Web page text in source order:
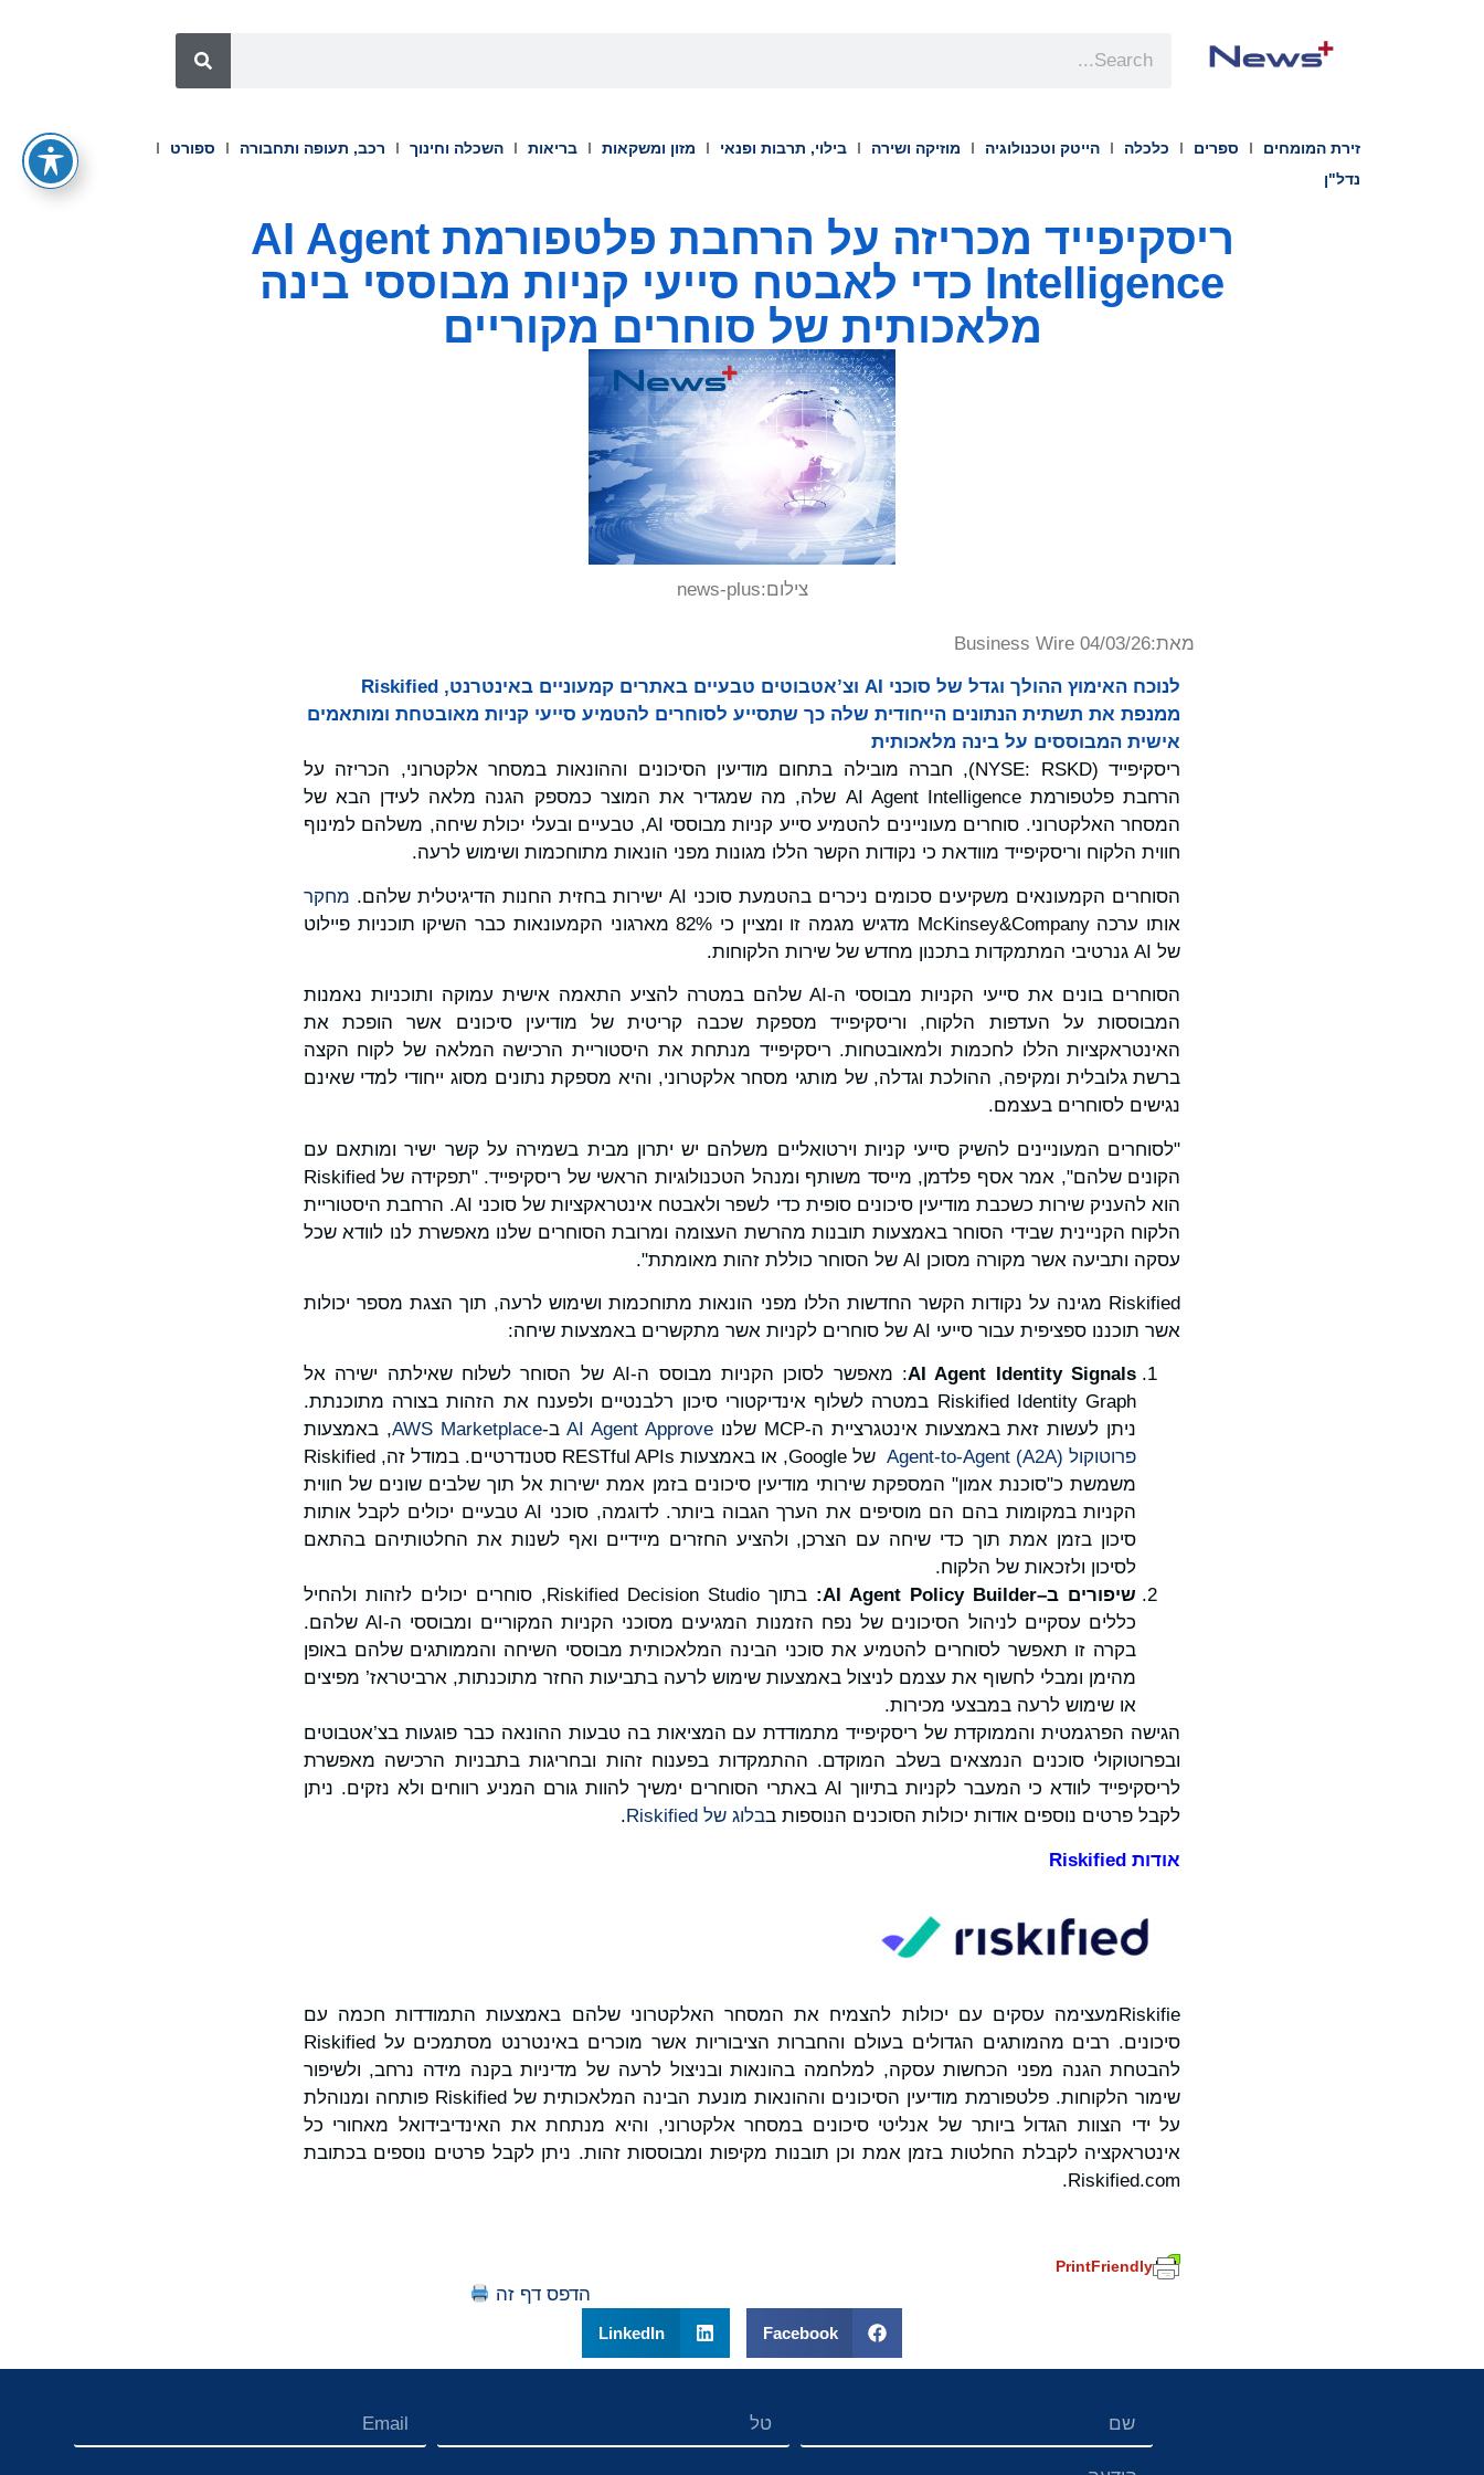
זירת המומחים ספרים כלכלה הייטק וטכנולוגיה מוזיקה ושירה בילוי, תרבות ופנאי מזון ומשקאות בריאות השכלה וחינוך רכב, תעופה ותחבורה
ספורט
נדל"ן
ריסקיפייד מכריזה על הרחבת פלטפורמת AI Agent
Intelligence כדי לאבטח סייעי קניות מבוססי בינה
מלאכותית של סוחרים מקוריים
צילום:news-plus
מאת:Business Wire 04/03/26
לנוכח האימוץ ההולך וגדל של סוכני AI וצ’אטבוטים טבעיים באתרים קמעוניים באינטרנט, Riskified
ממנפת את תשתית הנתונים הייחודית שלה כך שתסייע לסוחרים להטמיע סייעי קניות מאובטחת ומותאמים
אישית המבוססים על בינה מלאכותית
ריסקיפייד ‏(NYSE: RSKD), חברה מובילה בתחום מודיעין הסיכונים וההונאות במסחר אלקטרוני, הכריזה על
הרחבת פלטפורמת AI Agent Intelligence שלה, מה שמגדיר את המוצר כמספק הגנה מלאה לעידן הבא של
המסחר האלקטרוני. סוחרים מעוניינים להטמיע סייע קניות מבוססי AI, טבעיים ובעלי יכולת שיחה, משלהם למינוף
חווית הלקוח וריסקיפייד מוודאת כי נקודות הקשר הללו מגונות מפני הונאות מתוחכמות ושימוש לרעה.
הסוחרים הקמעונאים משקיעים סכומים ניכרים בהטמעת סוכני AI ישירות בחזית החנות הדיגיטלית שלהם.
מחקר
אותו ערכה McKinsey&Company מדגיש מגמה זו ומציין כי 82% מארגוני הקמעונאות כבר השיקו תוכניות פיילוט
של AI גנרטיבי המתמקדות בתכנון מחדש של שירות הלקוחות.
הסוחרים בונים את סייעי הקניות מבוססי ה-AI שלהם במטרה להציע התאמה אישית עמוקה ותוכניות נאמנות
המבוססות על העדפות הלקוח, וריסקיפייד מספקת שכבה קריטית של מודיעין סיכונים אשר הופכת את
האינטראקציות הללו לחכמות ולמאובטחות. ריסקיפייד מנתחת את היסטוריית הרכישה המלאה של לקוח הקצה
ברשת גלובלית ומקיפה, ההולכת וגדלה, של מותגי מסחר אלקטרוני, והיא מספקת נתונים מסוג ייחודי למדי שאינם
נגישים לסוחרים בעצמם.
"לסוחרים המעוניינים להשיק סייעי קניות וירטואליים משלהם יש יתרון מבית בשמירה על קשר ישיר ומותאם עם
הקונים שלהם", אמר אסף פלדמן, מייסד משותף ומנהל הטכנולוגיות הראשי של ריסקיפייד. "תפקידה של Riskified
הוא להעניק שירות כשכבת מודיעין סיכונים סופית כדי לשפר ולאבטח אינטראקציות של סוכני AI. הרחבת היסטוריית
הלקוח הקניינית שבידי הסוחר באמצעות תובנות מהרשת העצומה ומרובת הסוחרים שלנו מאפשרת לנו לוודא שכל
עסקה ותביעה אשר מקורה מסוכן AI של הסוחר כוללת זהות מאומתת".
Riskified מגינה על נקודות הקשר החדשות הללו מפני הונאות מתוחכמות ושימוש לרעה, תוך הצגת מספר יכולות
אשר תוכננו ספציפית עבור סייעי AI של סוחרים לקניות אשר מתקשרים באמצעות שיחה:
AI Agent Identity Signals
: מאפשר לסוכן הקניות מבוסס ה-AI של הסוחר לשלוח שאילתה ישירה אל
Riskified Identity Graph במטרה לשלוף אינדיקטורי סיכון רלבנטיים ולפענח את הזהות בצורה מתוכנתת.
ניתן לעשות זאת באמצעות אינטגרציית ה-MCP שלנו
AI Agent Approveב-AWS Marketplace, באמצעות
פרוטוקול Agent-to-Agent (A2A)
של Google, או באמצעות RESTful APIs סטנדרטיים. במודל זה, Riskified
משמשת כ"סוכנת אמון" המספקת שירותי מודיעין סיכונים בזמן אמת ישירות אל תוך שלבים שונים של חווית
הקניות במקומות בהם הם מוסיפים את הערך הגבוה ביותר. לדוגמה, סוכני AI טבעיים יכולים לקבל אותות
סיכון בזמן אמת תוך כדי שיחה עם הצרכן, ולהציע החזרים מיידיים ואף לשנות את החלטותיהם בהתאם
לסיכון ולזכאות של הלקוח.
שיפורים ב–
AI Agent Policy Builder
:
בתוך Riskified Decision Studio, סוחרים יכולים לזהות ולהחיל
כללים עסקיים לניהול הסיכונים של נפח הזמנות המגיעים מסוכני הקניות המקוריים ומבוססי ה-AI שלהם.
בקרה זו תאפשר לסוחרים להטמיע את סוכני הבינה המלאכותית מבוססי השיחה והממותגים שלהם באופן
מהימן ומבלי לחשוף את עצמם לניצול באמצעות שימוש לרעה בתביעות החזר מתוכנתות, ארביטראז’ מפיצים
או שימוש לרעה במבצעי מכירות.
הגישה הפרגמטית והממוקדת של ריסקיפייד מתמודדת עם המציאות בה טבעות ההונאה כבר פוגעות בצ’אטבוטים
ובפרוטוקולי סוכנים הנמצאים בשלב המוקדם. ההתמקדות בפענוח זהות ובחריגות בתבניות הרכישה מאפשרת
לריסקיפייד לוודא כי המעבר לקניות בתיווך AI באתרי הסוחרים ימשיך להוות גורם המניע רווחים ולא נזקים. ניתן
לקבל פרטים נוספים אודות יכולות הסוכנים הנוספות בבלוג של Riskified .
אודות Riskified
Riskifieמעצימה עסקים עם יכולות להצמיח את המסחר האלקטרוני שלהם באמצעות התמודדות חכמה עם
סיכונים. רבים מהמותגים הגדולים בעולם והחברות הציבוריות אשר מוכרים באינטרנט מסתמכים על Riskified
להבטחת הגנה מפני הכחשות עסקה, למלחמה בהונאות ובניצול לרעה של מדיניות בקנה מידה נרחב, ולשיפור
שימור הלקוחות. פלטפורמת מודיעין הסיכונים וההונאות מונעת הבינה המלאכותית של Riskified פותחה ומנוהלת
על ידי הצוות הגדול ביותר של אנליטי סיכונים במסחר אלקטרוני, והיא מנתחת את האינדיבידואל מאחורי כל
אינטראקציה לקבלת החלטות בזמן אמת וכן תובנות מקיפות ומבוססות זהות. ניתן לקבל פרטים נוספים בכתובת
Riskified.com.
PrintFriendly
הדפס דף זה
Facebook
LinkedIn